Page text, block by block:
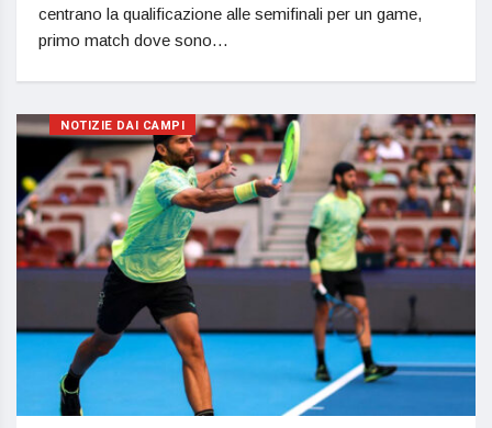
centrano la qualificazione alle semifinali per un game,
primo match dove sono…
NOTIZIE DAI CAMPI